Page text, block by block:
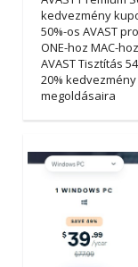
kedvezmény
50%-os AVAST
ONE-hoz MAC-hoz
AVAST Tisztítás
20% kedvezmény
megoldásaira